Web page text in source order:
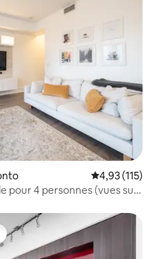
Note
4,93 (115)
pour 4 personnes (vues sur
les plus aimés